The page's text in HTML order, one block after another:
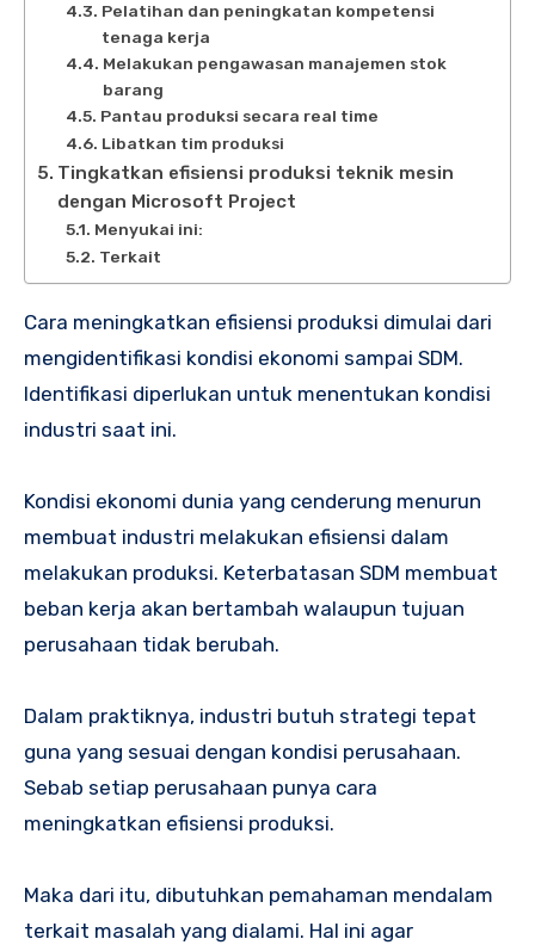
Pelatihan dan peningkatan kompetensi
tenaga kerja
Melakukan pengawasan manajemen stok
barang
Pantau produksi secara real time
Libatkan tim produksi
Tingkatkan efisiensi produksi teknik mesin
dengan Microsoft Project
Menyukai ini:
Terkait
Cara meningkatkan efisiensi produksi dimulai dari
mengidentifikasi kondisi ekonomi sampai SDM.
Identifikasi diperlukan untuk menentukan kondisi
industri saat ini.
Kondisi ekonomi dunia yang cenderung menurun
membuat industri melakukan efisiensi dalam
melakukan produksi. Keterbatasan SDM membuat
beban kerja akan bertambah walaupun tujuan
perusahaan tidak berubah.
Dalam praktiknya, industri butuh strategi tepat
guna yang sesuai dengan kondisi perusahaan.
Sebab setiap perusahaan punya cara
meningkatkan efisiensi produksi.
Maka dari itu, dibutuhkan pemahaman mendalam
terkait masalah yang dialami. Hal ini agar